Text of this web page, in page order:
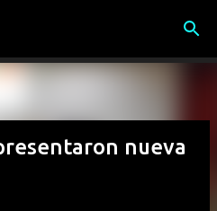
principal
nueva